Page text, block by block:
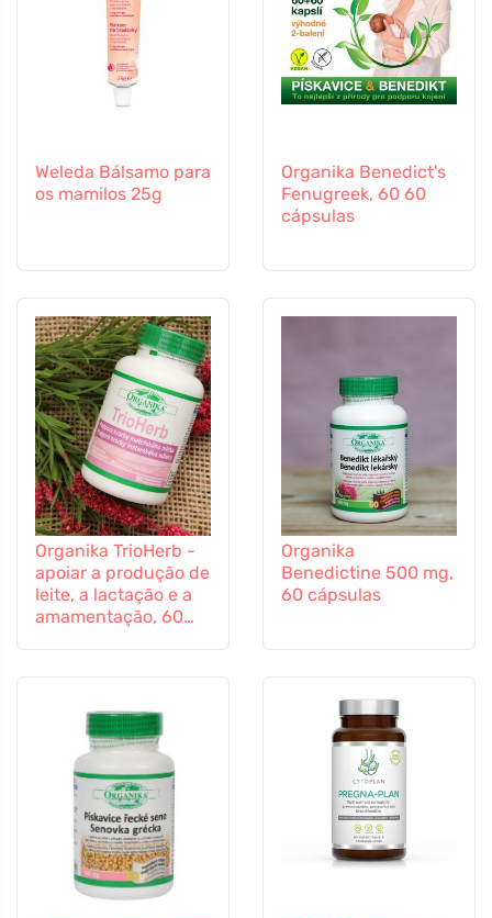
Weleda Bálsamo para
os mamilos 25g
Organika Benedict's
Fenugreek, 60 60
cápsulas
Organika TrioHerb -
apoiar a produção de
leite, a lactação e a
amamentação, 60
Organika
Benedictine 500 mg,
60 cápsulas